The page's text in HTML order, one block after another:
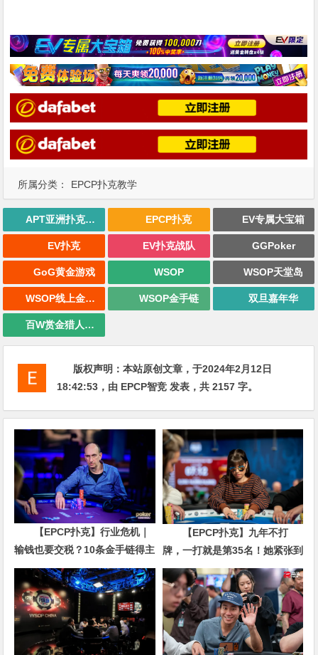
所属分类： EPCP扑克教学
APT亚洲扑克巡回赛 EPCP扑克 EV专属大宝箱
EV扑克 EV扑克战队 GGPoker
GoG黄金游戏 WSOP WSOP天堂岛
WSOP线上金手链 WSOP金手链 双旦嘉年华
百W赏金猎人大奖赛
版权声明：本站原创文章，于2024年2月12日
18:42:53 ，由 EPCP智竞 发表，共 2157 字。
【EPCP扑克】行业危机｜
输钱也要交税？10条金手链得主
直言“扛不住”，主动砍掉四分之
三比赛
【EPCP扑克】九年不打
牌，一打就是第35名！她紧张到
脚悬空，但全世界以为她很淡定